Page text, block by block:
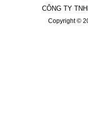
CÔNG TY
Copyright ©